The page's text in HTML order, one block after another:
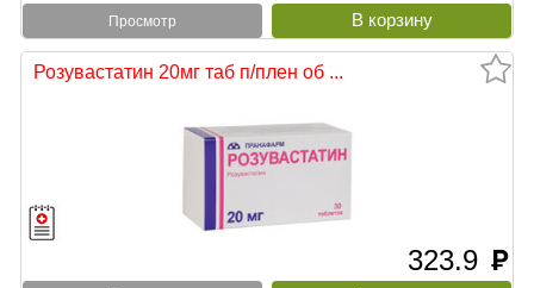
Просмотр
Розувастатин 20мг таб п/плен об ...
323.9 руб